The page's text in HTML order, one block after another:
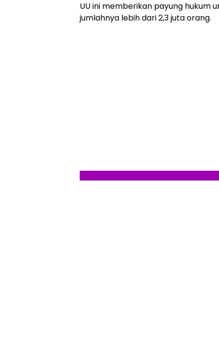
UU ini memberikan payung hukum
jumlahnya lebih dari 2,3 juta orang.